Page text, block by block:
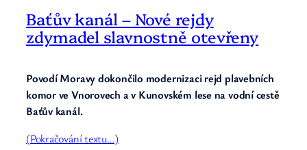
Baťův kanál – Nové rejdy
zdymadel slavnostně otevřeny
Povodí Moravy dokončilo modernizaci rejd plavebních
komor ve Vnorovech a v Kunovském lese na vodní cestě
Baťův kanál.
(Pokračování textu…)